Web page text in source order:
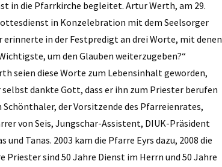
in die Pfarrkirche begleitet. Artur Werth, am 29.
in Konzelebration mit dem Seelsorger
in der Festpredigt an drei Worte, mit denen
um den Glauben weiterzugeben?“
seien diese Worte zum Lebensinhalt geworden,
selbst dankte Gott, dass er ihn zum Priester berufen
der Vorsitzende des Pfarreienrates,
von Seis, Jungschar-Assistent, DIUK-Präsident
Tanas. 2003 kam die Pfarre Eyrs dazu, 2008 die
Priester sind 50 Jahre Dienst im Herrn und 50 Jahre